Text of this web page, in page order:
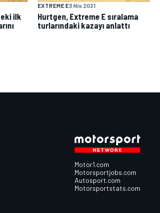
ilk
EXTREME E3 Nis 2021
Hurtgen, Extreme E sıralama
turlarındaki kazayı anlattı
Motor1.com
Motorsportjobs.com
Autosport.com
Motorsportstats.com